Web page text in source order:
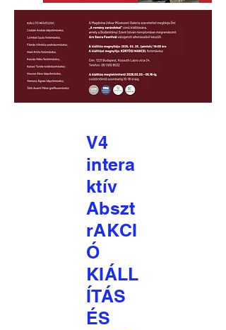
V4
intera
ktív
Abszt
rAKCI
Ó
KIÁLL
ÍTÁS
ÉS